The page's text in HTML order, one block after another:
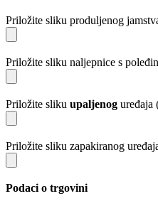
Priložite sliku produljenog
Priložite sliku naljepnice s
Priložite sliku upaljenog uređaja
Priložite sliku zapakiranog
Podaci o trgovini